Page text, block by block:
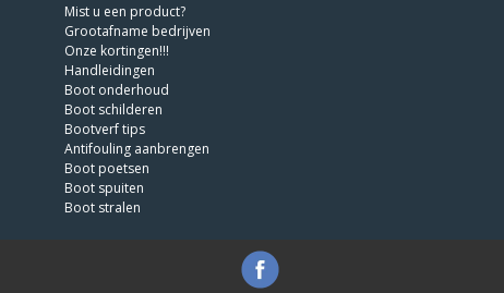
Mist u een product?
Grootafname bedrijven
Onze kortingen!!!
Handleidingen
Boot onderhoud
Boot schilderen
Bootverf tips
Antifouling aanbrengen
Boot poetsen
Boot spuiten
Boot stralen